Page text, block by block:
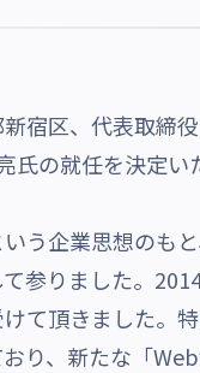
新宿区、代表取
氏の就任を決定い
う企業思想のも
参りました。
て頂きました。
り、新たな「